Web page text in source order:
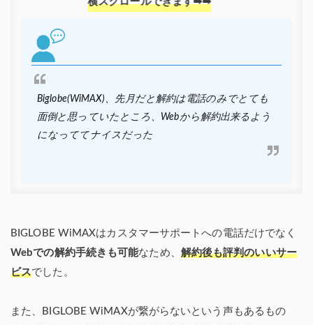
Biglobe(WiMAX)、先月だと解約は電話のみでとても
面倒と思っていたところ、Webから解約出来るよう
になっててナイスだった
BIGLOBE WiMAXはカスタマーサポートへの電話だけでなく
Webでの解約手続きも可能なため、 解約後も評判のいいサー
ビスでした。
また、BIGLOBE WiMAXが繋がらないという声もあるもの